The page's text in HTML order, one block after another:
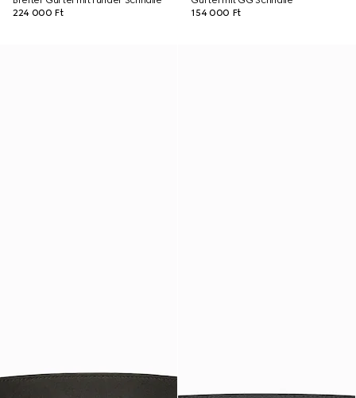
224 000 Ft
154 000 Ft